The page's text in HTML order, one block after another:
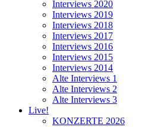
Interviews 2020
Interviews 2019
Interviews 2018
Interviews 2017
Interviews 2016
Interviews 2015
Interviews 2014
Alte Interviews 1
Alte Interviews 2
Alte Interviews 3
Live!
KONZERTE 2026